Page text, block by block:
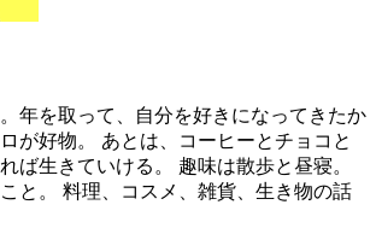
年を取って、自分を好きになってきたか
が好物。 あとは、コーヒーとチョコと
ば生きていける。 趣味は散歩と昼寝。
と。 料理、コスメ、雑貨、生き物の話